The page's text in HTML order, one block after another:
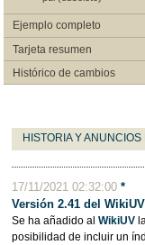
Ejemplo completo
Tarjeta resumen
Histórico de cambios
HISTORIA Y
17/11/2021 02:32:00 *
Versión 2.41 del WikiUV
Se ha añadido al WikiUV
posibilidad de incluir un